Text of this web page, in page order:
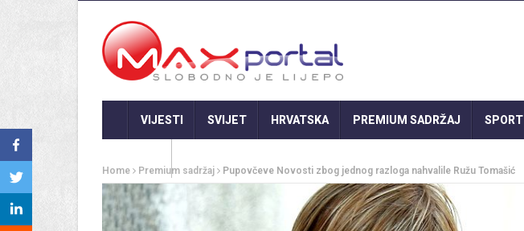
VIJESTI SVIJET HRVATSKA PREMIUM SADRŽAJ SPORT
Home Premium sadržaj Pupovčeve Novosti zbog jednog razloga nahvalile Ružu Tomašić